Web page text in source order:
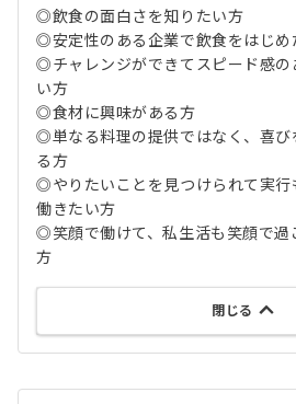
◎飲食の面白さを知りたい方
◎安定性のある企業で飲食をはじめ
◎チャレンジができてスピード感の
い方
◎食材に興味がある方
◎単なる料理の提供ではなく、喜び
る方
◎やりたいことを見つけられて実行
働きたい方
◎笑顔で働けて、私生活も笑顔で過
方
閉じる